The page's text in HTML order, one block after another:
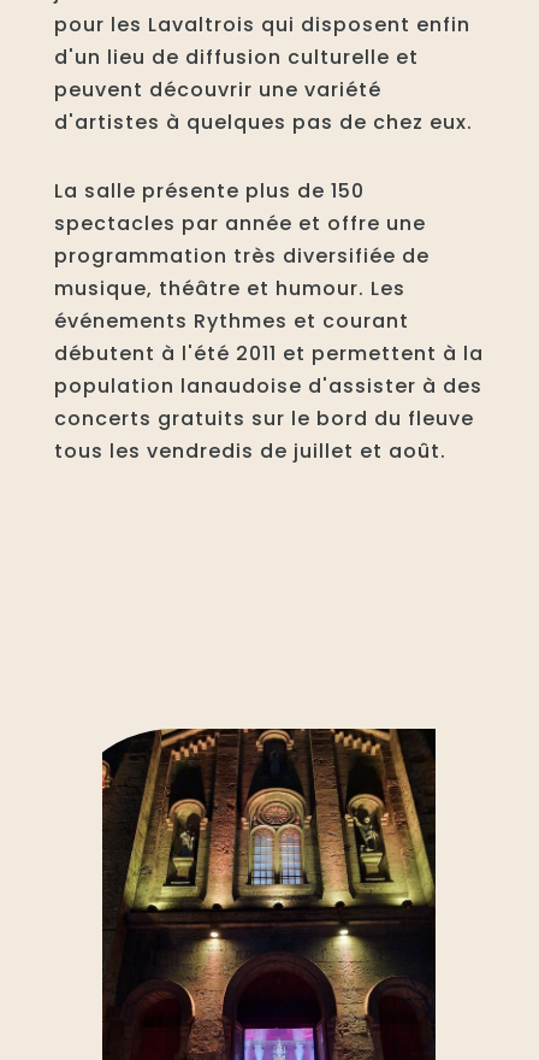
pour les Lavaltrois qui disposent enfin
d'un lieu de diffusion culturelle et
peuvent découvrir une variété
d'artistes à quelques pas de chez eux.
La salle présente plus de 150
spectacles par année et offre une
programmation très diversifiée de
musique, théâtre et humour. Les
événements Rythmes et courant
débutent à l'été 2011 et permettent à la
population lanaudoise d'assister à des
concerts gratuits sur le bord du fleuve
tous les vendredis de juillet et août.